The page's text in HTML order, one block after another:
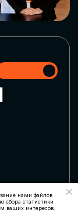
нами файлов
сбора статистики
ваших интересов.